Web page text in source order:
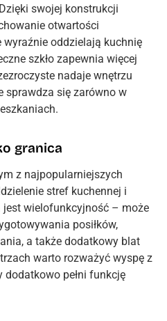
swojej konstrukcji
otwartości
wyraźnie oddzielają kuchnię
szkło zapewnia więcej
nadaje wnętrzu
sprawdza się zarówno w
granica
z najpopularniejszych
stref kuchennej i
wielofunkcyjność – może
posiłków,
a także dodatkowy blat
warto rozważyć wyspę z
pełni funkcję